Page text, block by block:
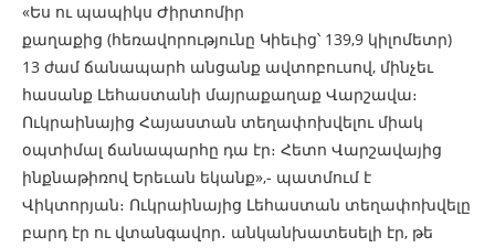
«Ես ու պապիկս Ժիրտոմիր
քաղաքից (հեռավորությունը Կիեւից՝ 139,9 կիլոմետր)
13 ժամ ճանապարհ անցանք ավտոբուսով, մինչեւ
հասանք Լեհաստանի մայրաքաղաք Վարշավա։
Ուկրաինայից Հայաստան տեղափոխվելու միակ
օպտիմալ ճանապարհը դա էր։ Հետո Վարշավայից
ինքնաթիռով Երեւան եկանք»,- պատմում է
Վիկտորյան։ Ուկրաինայից Լեհաստան տեղափոխվելը
բարդ էր ու վտանգավոր․ անկանխատեսելի էր, թե